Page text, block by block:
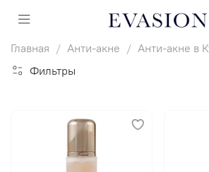
Главная Анти-акне
Анти-акне в
Фильтры